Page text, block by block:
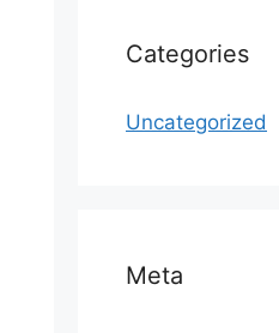
Categories
Uncategorized
Meta